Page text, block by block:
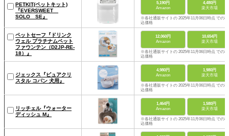
PETKIT(ペットキット)
『EVERSWEET
SOLO SE』
5,190円
Amazon
4,480円
楽天市場
※各社通販サイトの 2025年11月06日時点 での税
込価格
ペットセーフ『ドリンク
ウェル プラチナムペット
ファウンテン（D2JP-RE-
18）』
12,060円
Amazon
10,654円
楽天市場
※各社通販サイトの 2025年11月06日時点 での税
込価格
ジェックス『ピュアクリ
スタル コパン 犬用』
4,980円
Amazon
1,980円
楽天市場
※各社通販サイトの 2025年11月06日時点 での税
込価格
リッチェル『ウォーター
ディッシュ M』
1,464円
Amazon
1,580円
楽天市場
※各社通販サイトの 2025年11月06日時点 での税
込価格